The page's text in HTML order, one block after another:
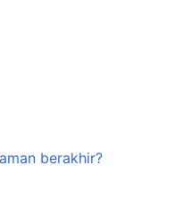
berakhir?